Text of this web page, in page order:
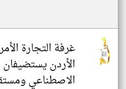
غرفة التجارة
الأردن
الاصطناعي